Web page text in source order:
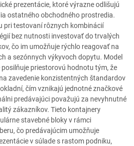
prezentácie, ktoré výrazne odlišujú
ostatného obchodného prostredia.
pri testovaní rôznych kombinácií
bez nutnosti investovať do trvalých
čo im umožňuje rýchlo reagovať na
a sezónnych výkyvoch dopytu. Model
priestorovú hodnotu tým, že
zavedenie konzistentných štandardov
čím vznikajú jednotné značkové
predávajúci považujú za nevyhnutné
zákazníkov. Tieto kontajnery
stavebné bloky v rámci
čo predávajúcim umožňuje
v súlade s rastom podniku,